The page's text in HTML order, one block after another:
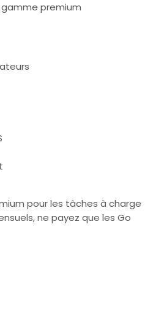
premium
pour les tâches à charge
ne payez que les Go